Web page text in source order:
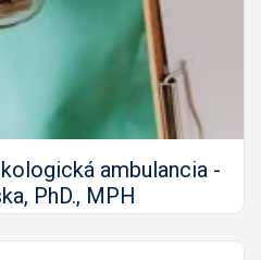
ambulancia -
PhD., MPH